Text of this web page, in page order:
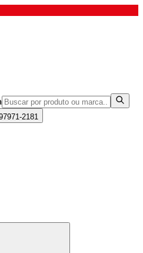
2181